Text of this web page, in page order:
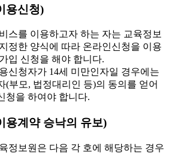
용신청)
스를 이용하고자 하는 자는 교육정보
정한 양식에 따라 온라인신청을 이용
입 신청을 해야 합니다.
신청자가 14세 미만인자일 경우에는
(부모, 법정대리인 등)의 동의를 얻어
청을 하여야 합니다.
용계약 승낙의 유보)
정보원은 다음 각 호에 해당하는 경우